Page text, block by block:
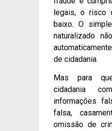
legais, o risco
baixo. O
naturalizado
de cidadania.
Mas para
cidadania
informações
falsa,
omissão de